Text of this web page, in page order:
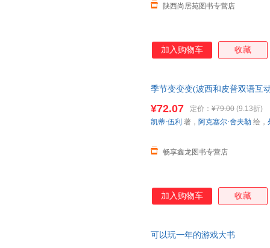
陕西尚居苑图书专营店
加入购物车 收藏
季节变变变(波西和皮普双语互
¥72.07 定价： ¥79.00 (9.13折)
畅享鑫龙图书专营店
凯蒂·伍利 著， 阿克塞尔·舍夫勒 绘，
加入购物车 收藏
可以玩一年的游戏大书